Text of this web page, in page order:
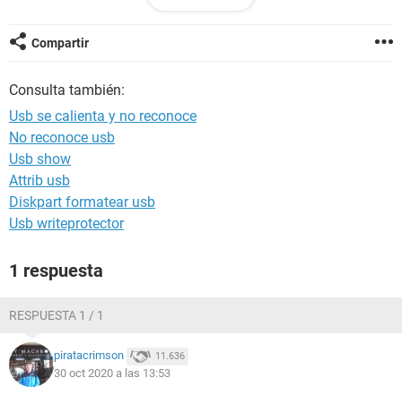
Compartir
Consulta también:
Usb se calienta y no reconoce
No reconoce usb
Usb show
Attrib usb
Diskpart formatear usb
Usb writeprotector
1 respuesta
RESPUESTA 1 / 1
piratacrimson 11.636
30 oct 2020 a las 13:53